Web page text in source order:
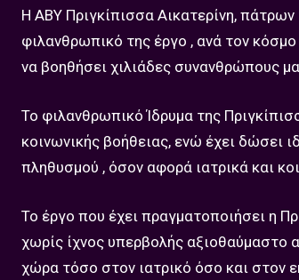
Η ΑΒΥ Πριγκίπισσα Αικατερίνη,
φιλανθρωπικό της έργο , ανά τον
να βοηθήσει χιλιάδες συνανθρώπους
Το φιλανθρωπικό Ίδρυμα της
κοινωνικής βοήθειας, ενώ έχει δώσει
πληθυσμού , όσον αφορά ιατρικά και
Το έργο που έχει πραγματοποιήσει η
χωρίς ίχνος υπερβολής αξιοθαύμαστο
χώρα τόσο στον ιατρικό όσο και στον